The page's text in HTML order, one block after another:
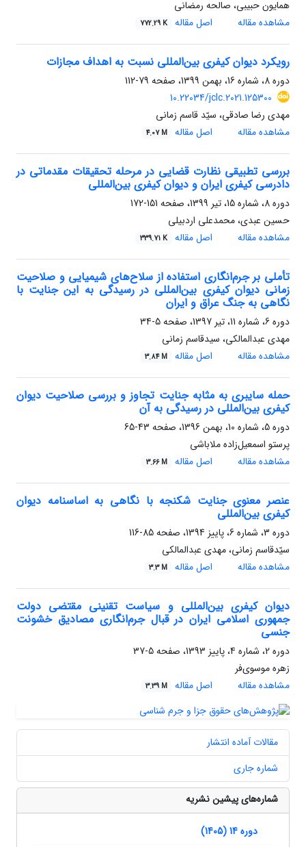
همایون حبیبی، صالحه رمضانی
مشاهده مقاله
اصل مقاله 772.29 K
رویکرد دیوان کیفری بین‌المللی نسبت به اهداف مجازات
دوره 8، شماره 16، بهمن 1399، صفحه
79-112
10.22034/jclc.2021.125300
مهدی رضا صادقی، سیّد قاسم زمانی
مشاهده مقاله
اصل مقاله 4.07 M
بررسی تطبیقی نظارت قضایی در مرحله تحقیقات مقدماتی در
دادرسی کیفری ایران و دیوان کیفری بین‌المللی
دوره 8، شماره 15، تیر 1399، صفحه
151-172
حسین عبدی، محمدعلی اردبیلی
مشاهده مقاله
اصل مقاله 339.71 K
تأملی بر جرم‌انگاری استفاده از سلاح‌های شیمیایی و صلاحیت
زمانی دیوان کیفری بین‌المللی در رسیدگی به این جنایت با
نگاهی به جنگ عراق و ایران
دوره 6، شماره 11، تیر 1397، صفحه
5-34
مهدی عبدالمالکی، سیدقاسم زمانی
مشاهده مقاله
اصل مقاله 3.84 M
حمله سایبری به مثابه جنایت تجاوز و بررسی صلاحیت دیوان
کیفری بین‌المللی در رسیدگی به آن
دوره 5، شماره 10، بهمن 1396، صفحه
43-65
پرستو اسمعیل‌زاده ملاباشی
مشاهده مقاله
اصل مقاله 3.66 M
عنصر معنوی جنایت شکنجه با نگاهی به اساسنامه دیوان
کیفری بین‌المللی
دوره 3، شماره 6، پاییز 1394، صفحه
85-116
سیّدقاسم زمانی، مهدی عبدالمالکی
مشاهده مقاله
اصل مقاله 3.3 M
دیوان کیفری بین‌المللی و سیاست تقنینی مقتضی دولت
جمهوری اسلامی ایران در قبال جرم‌انگاری مصادیق خشونت
جنسی
دوره 2، شماره 4، پاییز 1393، صفحه
5-37
زهره موسوی‌فر
مشاهده مقاله
اصل مقاله 3.39 M
مقالات آماده انتشار
شماره جاری
شماره‌های پیشین نشریه
دوره 14 (1405)